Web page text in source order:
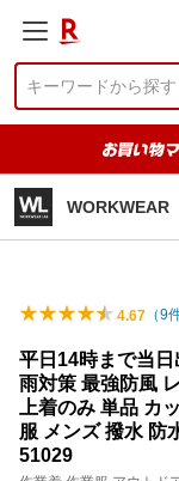
4.67 （9
平日14時まで当
雨対策 最強防風
上着のみ 単品 カ
服 メンズ 撥水 防
51029